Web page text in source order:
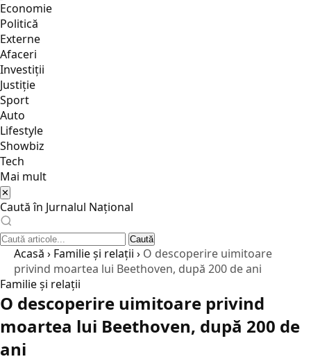
Economie
Politică
Externe
Afaceri
Investiții
Justiţie
Sport
Auto
Lifestyle
Showbiz
Tech
Mai mult
✕
Caută în Jurnalul Național
Caută
Acasă › Familie și relații › O descoperire uimitoare
privind moartea lui Beethoven, după 200 de ani
Familie și relații
O descoperire uimitoare privind
moartea lui Beethoven, după 200 de
ani